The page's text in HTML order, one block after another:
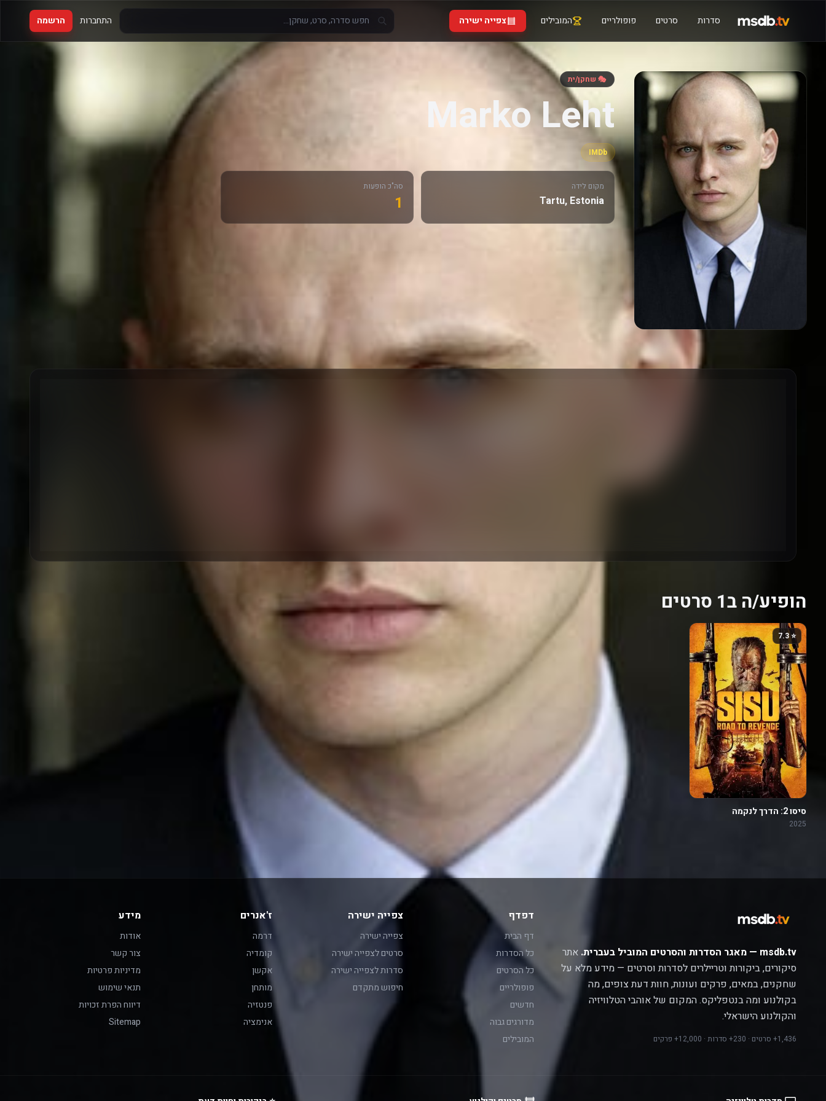
סדרות סרטים פופולריים המובילים צפייה ישירה התחברות הרשמה
🎭 שחקן/ית
Marko Leht
IMDb
מקום לידה
Tartu, Estonia
סה"כ הופעות
1
הופיע/ה ב1 סרטים
⭐ 7.3
סיסו 2: הדרך לנקמה
2025
msdb.tv — מאגר הסדרות והסרטים המוביל בעברית.
אתר
סיקורים, ביקורות וטריילרים לסדרות וסרטים — מידע מלא על
שחקנים, במאים, פרקים ועונות, חוות דעת צופים, מה
בקולנוע ומה בנטפליקס. המקום של אוהבי הטלוויזיה
והקולנוע הישראלי.
1,436+ סרטים · 230+ סדרות · 12,000+ פרקים
דפדף
דף הבית
כל הסדרות
כל הסרטים
פופולריים
חדשים
מדורגים גבוה
המובילים
צפייה ישירה
צפייה ישירה
סרטים לצפייה ישירה
סדרות לצפייה ישירה
חיפוש מתקדם
ז'אנרים
דרמה
קומדיה
אקשן
מותחן
פנטזיה
אנימציה
מידע
אודות
צור קשר
מדיניות פרטיות
תנאי שימוש
דיווח הפרת זכויות
Sitemap